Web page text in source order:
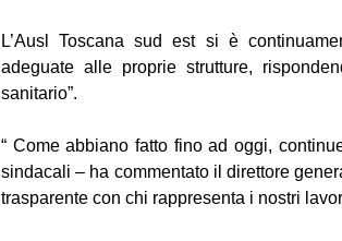
L’Ausl Toscana sud est si è
adeguate alle proprie strutture,
sanitario”.
“ Come abbiano fatto fino ad oggi,
sindacali – ha commentato il direttore
trasparente con chi rappresenta i nostri